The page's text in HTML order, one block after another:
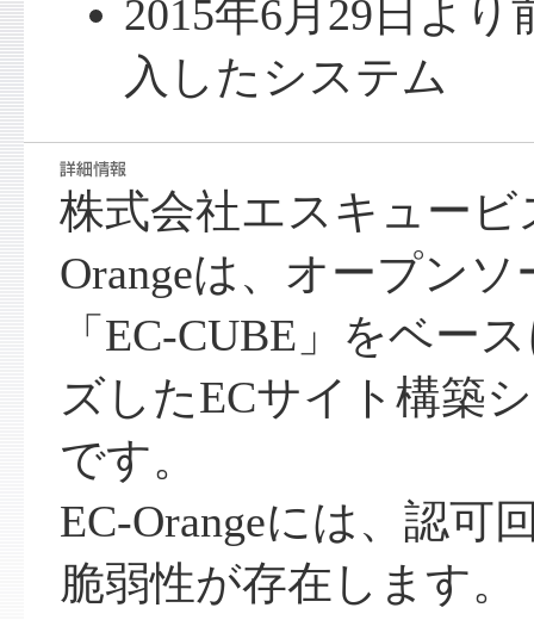
2015年6月29日より
入したシステム
株式会社エスキュー
Orangeは、オープン
「EC-CUBE」をベー
ズしたECサイト構築
です。
EC-Orangeには、認可
脆弱性が存在します。